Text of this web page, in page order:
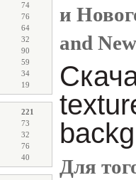
74
76
64
32
90
59
34
19
221
73
32
76
40
и
and
Для